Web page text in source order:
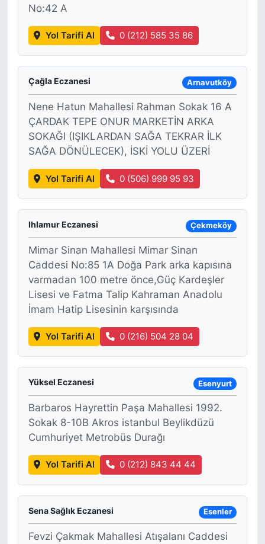
No:42 A
Yol Tarifi Al 0 (212) 585 35 86
Çağla Eczanesi Arnavutköy
Nene Hatun Mahallesi Rahman Sokak 16 A
ÇARDAK TEPE ONUR MARKETİN ARKA
SOKAĞI (IŞIKLARDAN SAĞA TEKRAR İLK
SAĞA DÖNÜLECEK), İSKİ YOLU ÜZERİ
Yol Tarifi Al 0 (506) 999 95 93
Ihlamur Eczanesi Çekmeköy
Mimar Sinan Mahallesi Mimar Sinan
Caddesi No:85 1A Doğa Park arka kapısına
varmadan 100 metre önce,Güç Kardeşler
Lisesi ve Fatma Talip Kahraman Anadolu
İmam Hatip Lisesinin karşısında
Yol Tarifi Al 0 (216) 504 28 04
Yüksel Eczanesi Esenyurt
Barbaros Hayrettin Paşa Mahallesi 1992.
Sokak 8-10B Akros istanbul Beylikdüzü
Cumhuriyet Metrobüs Durağı
Yol Tarifi Al 0 (212) 843 44 44
Sena Sağlık Eczanesi Esenler
Fevzi Çakmak Mahallesi Atışalanı Caddesi